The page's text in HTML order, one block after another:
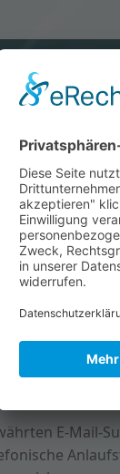
der
unserer
Sie immer
werden
Liste angezeigt.
scrollen, um
E-Mail-